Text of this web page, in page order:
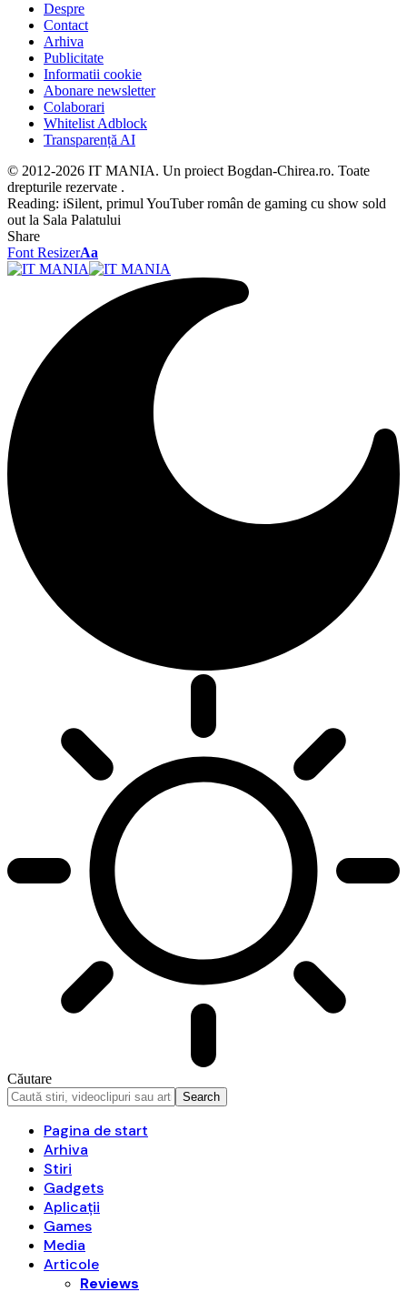
Despre
Contact
Arhiva
Publicitate
Informatii cookie
Abonare newsletter
Colaborari
Whitelist Adblock
Transparență AI
© 2012-2026 IT MANIA. Un proiect Bogdan-Chirea.ro. Toate
drepturile rezervate .
Reading: iSilent, primul YouTuber român de gaming cu show sold
out la Sala Palatului
Share
Font ResizerAa
Căutare
Pagina de start
Arhiva
Stiri
Gadgets
Aplicații
Games
Media
Articole
Reviews